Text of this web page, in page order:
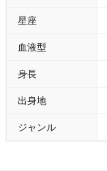
星座
血液型
身長
出身地
ジャンル